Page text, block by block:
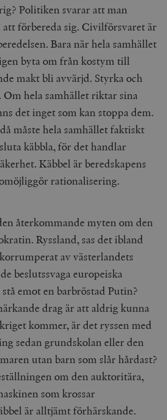
Politiken svarar att man
förbereda sig. Civilförsvaret är
Bara när hela samhället
byta om från kostym till
makt bli avvärjd. Styrka och
hela samhället riktar sina
det inget som kan stoppa dem.
måste hela samhället faktiskt
käbbla, för det handlar
Käbbel är beredskapens
rationalisering.
återkommande myten om den
Ryssland, sas det ibland
av västerlandets
beslutssvaga europeiska
emot en barbröstad Putin?
drag är att aldrig kunna
kommer, är det ryssen med
sedan grundskolan eller den
utan barn som slår hårdast?
om den auktoritära,
som krossar
är alltjämt förhärskande.